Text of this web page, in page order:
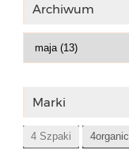
Archiwum
Marki
4 Szpaki 4organic